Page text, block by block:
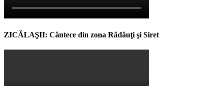
ZICĂLAŞII: Cântece din zona Rădăuţi şi Siret